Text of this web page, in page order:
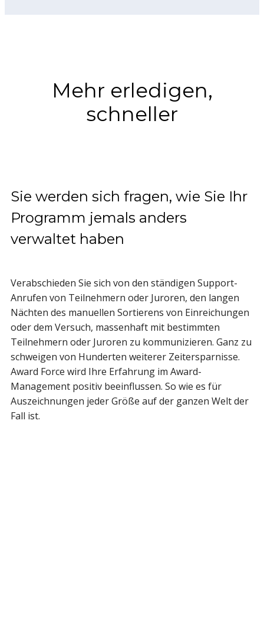
Mehr erledigen,
schneller
Sie werden sich fragen, wie Sie Ihr
Programm jemals anders
verwaltet haben
Verabschieden Sie sich von den ständigen Support-
Anrufen von Teilnehmern oder Juroren, den langen
Nächten des manuellen Sortierens von Einreichungen
oder dem Versuch, massenhaft mit bestimmten
Teilnehmern oder Juroren zu kommunizieren. Ganz zu
schweigen von Hunderten weiterer Zeitersparnisse.
Award Force wird Ihre Erfahrung im Award-
Management positiv beeinflussen. So wie es für
Auszeichnungen jeder Größe auf der ganzen Welt der
Fall ist.